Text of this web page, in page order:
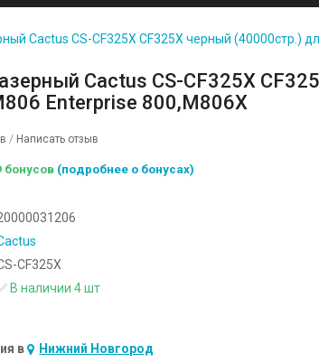
Cactus CS-CF325X CF325X черный (40000стр.)
Cactus CS-CF325X
Enterprise 800,M806X
/ Написать отзыв
бонусов (подробнее о бонусах)
CF325X
В наличии 4 шт
в Нижний Новгород